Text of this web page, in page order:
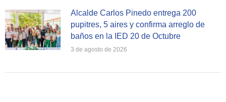
Alcalde Carlos Pinedo entrega 200
pupitres, 5 aires y confirma arreglo de
baños en la IED 20 de Octubre
3 de agosto de 2026